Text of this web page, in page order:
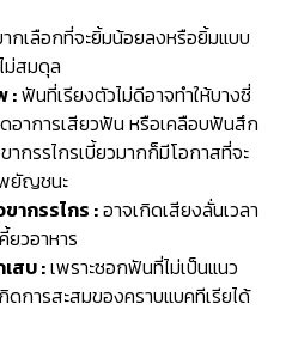
กเลือกที่จะยิ้มน้อยลงหรือยิ้มแบบ
ม่สมดุล
:ฟันที่เรียงตัวไม่ดีอาจทำให้บางซี่
อาการเสียวฟัน หรือเคลือบฟันสึก
กรรไกรเบี้ยวมากก็มีโอกาสที่จะ
ยัญชนะ
กรรไกร :อาจเกิดเสียงลั่นเวลา
ยวอาหาร
สบ :เพราะซอกฟันที่ไม่เป็นแนว
ดการสะสมของคราบแบคทีเรียได้